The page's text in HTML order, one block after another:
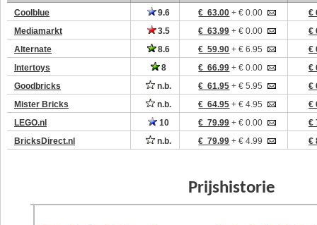
Coolblue 9.6 € 63.00 + € 0.00
€
Mediamarkt
3.5 € 63.99 + € 0.00
€
Alternate
8.6 € 59.90 + € 6.95
€
Intertoys
8 € 66.99 + € 0.00
€
Goodbricks
n.b. € 61.95 + € 5.95
€
Mister Bricks
n.b. € 64.95 + € 4.95
€
LEGO.nl
10 € 79.99 + € 0.00
€
BricksDirect.nl
n.b. € 79.99 + € 4.99 €